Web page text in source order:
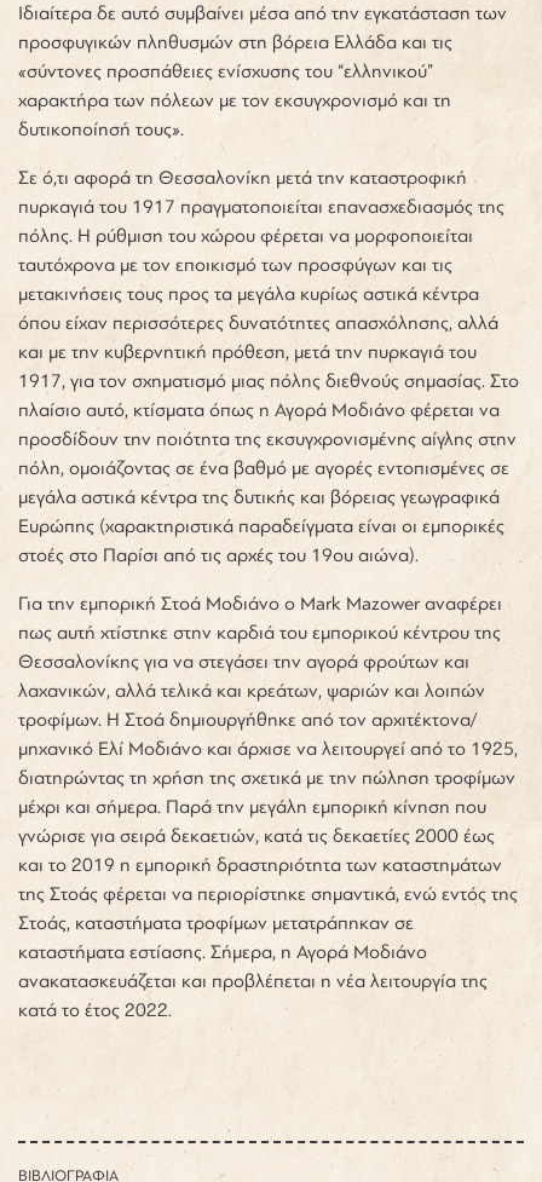
Ιδιαίτερα δε αυτό συμβαίνει μέσα από την εγκατάσταση των
προσφυγικών πληθυσμών στη βόρεια Ελλάδα και τις
«σύντονες προσπάθειες ενίσχυσης του “ελληνικού”
χαρακτήρα των πόλεων με τον εκσυγχρονισμό και τη
δυτικοποίησή τους».
Σε ό,τι αφορά τη Θεσσαλονίκη μετά την καταστροφική
πυρκαγιά του 1917 πραγματοποιείται επανασχεδιασμός της
πόλης. Η ρύθμιση του χώρου φέρεται να μορφοποιείται
ταυτόχρονα με τον εποικισμό των προσφύγων και τις
μετακινήσεις τους προς τα μεγάλα κυρίως αστικά κέντρα
όπου είχαν περισσότερες δυνατότητες απασχόλησης, αλλά
και με την κυβερνητική πρόθεση, μετά την πυρκαγιά του
1917, για τον σχηματισμό μιας πόλης διεθνούς σημασίας. Στο
πλαίσιο αυτό, κτίσματα όπως η Αγορά Μοδιάνο φέρεται να
προσδίδουν την ποιότητα της εκσυγχρονισμένης αίγλης στην
πόλη, ομοιάζοντας σε ένα βαθμό με αγορές εντοπισμένες σε
μεγάλα αστικά κέντρα της δυτικής και βόρειας γεωγραφικά
Ευρώπης (χαρακτηριστικά παραδείγματα είναι οι εμπορικές
στοές στο Παρίσι από τις αρχές του 19ου αιώνα).
Για την εμπορική Στοά Μοδιάνο ο Mark Mazower αναφέρει
πως αυτή χτίστηκε στην καρδιά του εμπορικού κέντρου της
Θεσσαλονίκης για να στεγάσει την αγορά φρούτων και
λαχανικών, αλλά τελικά και κρεάτων, ψαριών και λοιπών
τροφίμων. Η Στοά δημιουργήθηκε από τον αρχιτέκτονα/
μηχανικό Ελί Μοδιάνο και άρχισε να λειτουργεί από το 1925,
διατηρώντας τη χρήση της σχετικά με την πώληση τροφίμων
μέχρι και σήμερα. Παρά την μεγάλη εμπορική κίνηση που
γνώρισε για σειρά δεκαετιών, κατά τις δεκαετίες 2000 έως
και το 2019 η εμπορική δραστηριότητα των καταστημάτων
της Στοάς φέρεται να περιορίστηκε σημαντικά, ενώ εντός της
Στοάς, καταστήματα τροφίμων μετατράπηκαν σε
καταστήματα εστίασης. Σήμερα, η Αγορά Μοδιάνο
ανακατασκευάζεται και προβλέπεται η νέα λειτουργία της
κατά το έτος 2022.
ΒΙΒΛΙΟΓΡΑΦΙΑ